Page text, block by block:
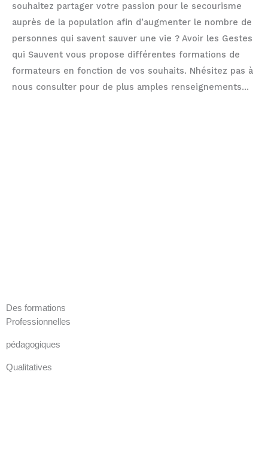
souhaitez partager votre passion pour le secourisme
auprès de la population afin d’augmenter le nombre de
personnes qui savent sauver une vie ? Avoir les Gestes
qui Sauvent vous propose différentes formations de
formateurs en fonction de vos souhaits. Nhésitez pas à
nous consulter pour de plus amples renseignements…
Des formations
Professionnelles
pédagogiques
Qualitatives